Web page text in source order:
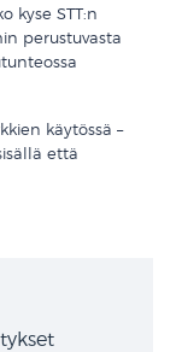
kyse STT:n
perustuvasta
käytössä –
että